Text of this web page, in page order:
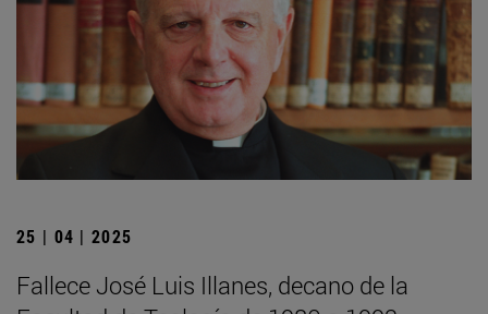
25 | 04 | 2025
Fallece José Luis Illanes, decano de la